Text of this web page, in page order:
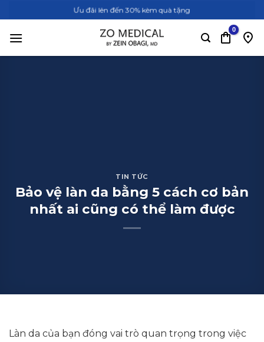
qua
nội
Ưu đãi lên đến 30% kèm quà tặng
TIN TỨC
Bảo vệ làn da bằng 5 cách cơ bản
nhất ai cũng có thể làm được
Làn da của bạn đóng vai trò quan trọng trong việc